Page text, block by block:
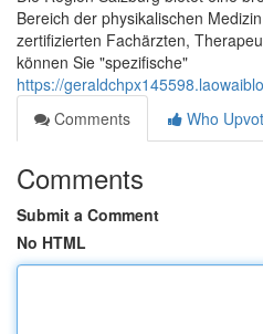
Bereich der physikalischen
zertifizierten Fachärzten,
können Sie "spezifische"
https://
Comments
Who
Comments
Submit a Comment
No HTML